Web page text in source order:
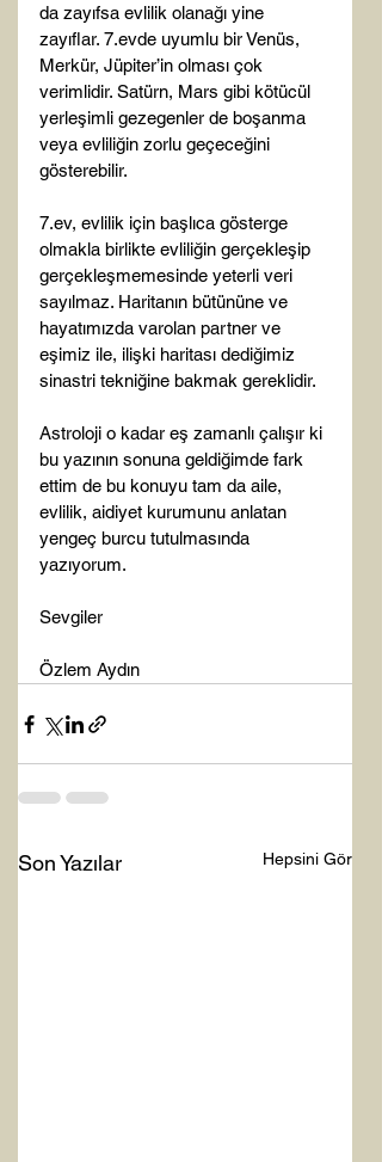
da zayıfsa evlilik olanağı yine
zayıflar. 7.evde uyumlu bir Venüs,
Merkür, Jüpiter’in olması çok
verimlidir. Satürn, Mars gibi kötücül
yerleşimli gezegenler de boşanma
veya evliliğin zorlu geçeceğini
gösterebilir.
7.ev, evlilik için başlıca gösterge
olmakla birlikte evliliğin gerçekleşip
gerçekleşmemesinde yeterli veri
sayılmaz. Haritanın bütününe ve
hayatımızda varolan partner ve
eşimiz ile, ilişki haritası dediğimiz
sinastri tekniğine bakmak gereklidir.
Astroloji o kadar eş zamanlı çalışır ki
bu yazının sonuna geldiğimde fark
ettim de bu konuyu tam da aile,
evlilik, aidiyet kurumunu anlatan
yengeç burcu tutulmasında
yazıyorum.
Sevgiler
Özlem Aydın
Son Yazılar Hepsini Gör